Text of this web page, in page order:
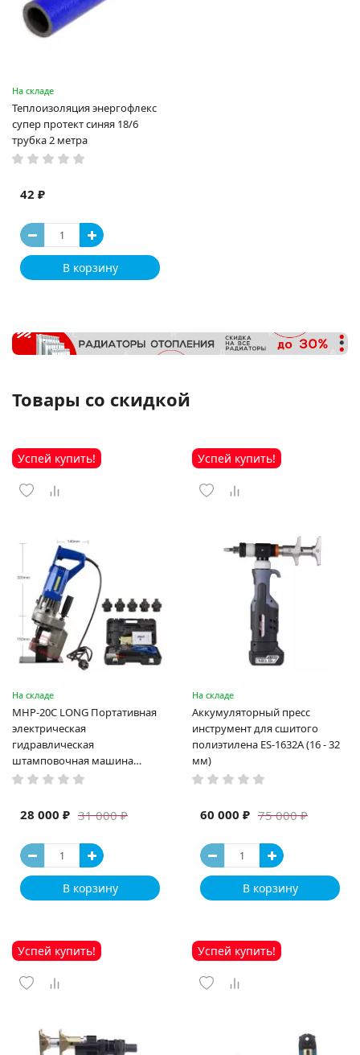
На складе
Теплоизоляция энергофлекс
супер протект синяя 18/6
трубка 2 метра
42 ₽
В корзину
Товары со скидкой
Успей купить!
На складе
MHP-20C LONG Портативная
электрическая
гидравлическая
штамповочная машина
высокая мощность и мощный
машина
31 000 ₽
28 000 ₽
В корзину
Успей купить!
На складе
Аккумуляторный пресс
инструмент для сшитого
полиэтилена ES-1632A (16 - 32
мм)
75 000 ₽
60 000 ₽
В корзину
Успей купить! Успей купить!